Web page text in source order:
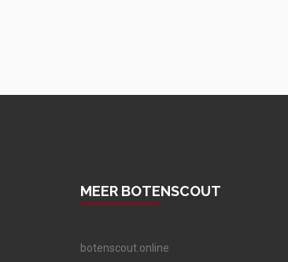
MEER BOTENSCOUT
botenscout.online